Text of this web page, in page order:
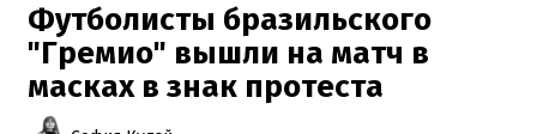
Футболисты бразильского
"Гремио" вышли на матч в
масках в знак протеста